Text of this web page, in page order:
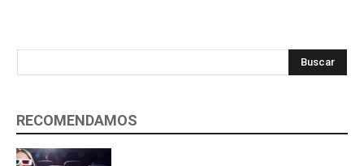
Buscar
RECOMENDAMOS